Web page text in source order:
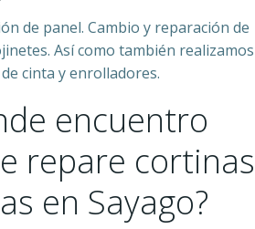
de panel. Cambio y reparación de
Así como también realizamos
cinta y enrolladores.
encuentro
repare cortinas
en Sayago?